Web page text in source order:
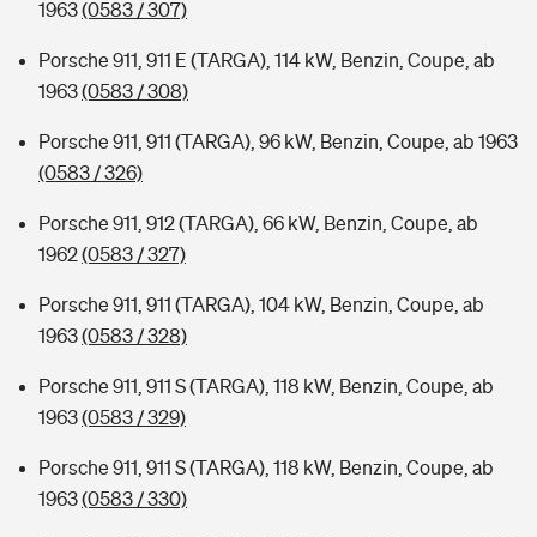
1963(0583 / 307)
Porsche 911, 911 E (TARGA), 114 kW, Benzin, Coupe, ab
1963(0583 / 308)
Porsche 911, 911 (TARGA), 96 kW, Benzin, Coupe, ab 1963
(0583 / 326)
Porsche 911, 912 (TARGA), 66 kW, Benzin, Coupe, ab
1962(0583 / 327)
Porsche 911, 911 (TARGA), 104 kW, Benzin, Coupe, ab
1963(0583 / 328)
Porsche 911, 911 S (TARGA), 118 kW, Benzin, Coupe, ab
1963(0583 / 329)
Porsche 911, 911 S (TARGA), 118 kW, Benzin, Coupe, ab
1963(0583 / 330)